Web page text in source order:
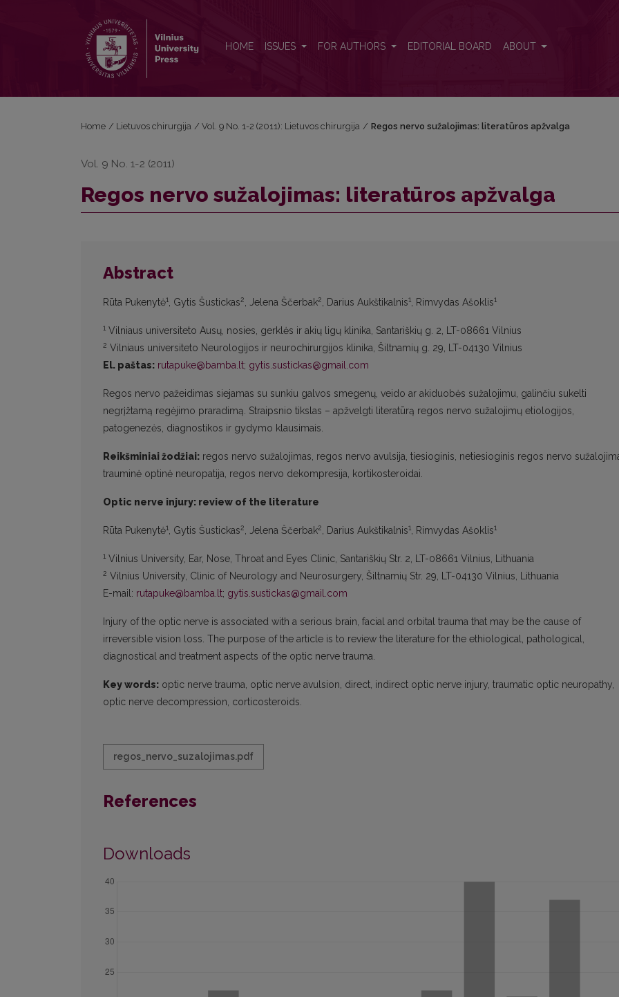
HOME ISSUES FOR AUTHORS EDITORIAL BOARD ABOUT
Home / Lietuvos chirurgija / Vol. 9 No. 1-2 (2011): Lietuvos chirurgija / Regos nervo sužalojimas: literatūros apžvalga
Vol. 9 No. 1-2 (2011)
Regos nervo sužalojimas: literatūros apžvalga
Abstract
Rūta Pukenytė1, Gytis Šustickas2, Jelena Ščerbak2, Darius Aukštikalnis1, Rimvydas Ašoklis1
1 Vilniaus universiteto Ausų, nosies, gerklės ir akių ligų klinika, Santariškių g. 2, LT-08661 Vilnius
2 Vilniaus universiteto Neurologijos ir neurochirurgijos klinika, Šiltnamių g. 29, LT-04130 Vilnius
El. paštas: rutapuke@bamba.lt; gytis.sustickas@gmail.com
Regos nervo pažeidimas siejamas su sunkiu galvos smegenų, veido ar akiduobės sužalojimu, galinčiu sukelti
negrįžtamą regėjimo praradimą. Straipsnio tikslas – apžvelgti literatūrą regos nervo sužalojimų etiologijos,
patogenezės, diagnostikos ir gydymo klausimais.
Reikšminiai žodžiai: regos nervo sužalojimas, regos nervo avulsija, tiesioginis, netiesioginis regos nervo
trauminė optinė neuropatija, regos nervo dekompresija, kortikosteroidai.
Optic nerve injury: review of the literature
Rūta Pukenytė1, Gytis Šustickas2, Jelena Ščerbak2, Darius Aukštikalnis1, Rimvydas Ašoklis1
1 Vilnius University, Ear, Nose, Throat and Eyes Clinic, Santariškių Str. 2, LT-08661 Vilnius, Lithuania
2 Vilnius University, Clinic of Neurology and Neurosurgery, Šiltnamių Str. 29, LT-04130 Vilnius, Lithuania
E-mail: rutapuke@bamba.lt; gytis.sustickas@gmail.com
Injury of the optic nerve is associated with a serious brain, facial and orbital trauma that may be the cause of
irreversible vision loss. The purpose of the article is to review the literature for the ethiological, pathological,
diagnostical and treatment aspects of the optic nerve trauma.
Key words: optic nerve trauma, optic nerve avulsion, direct, indirect optic nerve injury, traumatic optic neuropathy,
optic nerve decompression, corticosteroids.
regos_nervo_suzalojimas.pdf
References
Downloads